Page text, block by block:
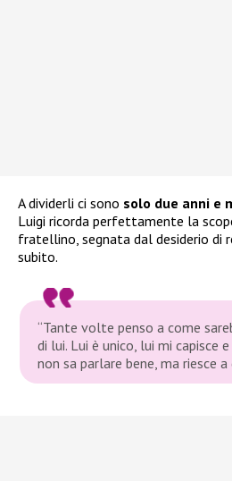
A dividerli ci sono solo due anni e
Luigi ricorda perfettamente la
fratellino, segnata dal desiderio di
subito.
“Tante volte penso a come
di lui. Lui è unico, lui mi capisce
non sa parlare bene, ma riesce a